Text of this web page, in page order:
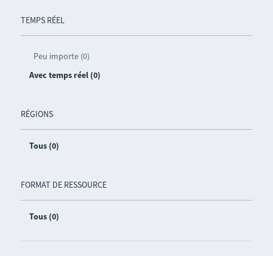
TEMPS RÉEL
Peu importe (0)
Avec temps réel (0)
RÉGIONS
Tous (0)
FORMAT DE RESSOURCE
Tous (0)